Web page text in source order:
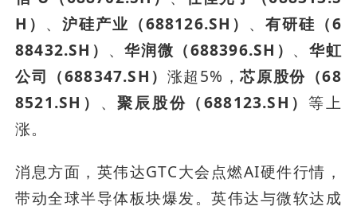
H） 、 沪硅产业（688126.SH） 、 有研硅（6
88432.SH） 、华润微（688396.SH） 、华虹
公司（688347.SH） 涨超5%，芯原股份（68
8521.SH） 、聚辰股份（688123.SH） 等上
涨。
消息方面，英伟达GTC大会点燃AI硬件行情，
带动全球半导体板块爆发。英伟达与微软达成